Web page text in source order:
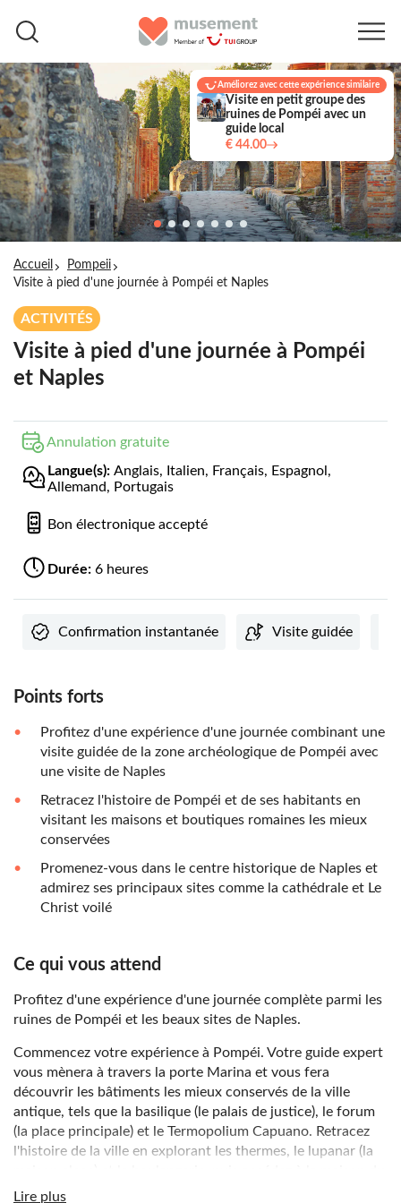
Améliorez avec cette expérience similaire
Visite en petit groupe des
ruines de Pompéi avec un
guide local
€ 44.00
Accueil
Pompeii
Visite à pied d'une journée à Pompéi et Naples
ACTIVITÉS
Visite à pied d'une journée à Pompéi
et Naples
Annulation gratuite
Langue(s): Anglais, Italien, Français, Espagnol,
Allemand, Portugais
Bon électronique accepté
Durée: 6 heures
Confirmation instantanée Visite guidée
Points forts
Profitez d'une expérience d'une journée combinant une
visite guidée de la zone archéologique de Pompéi avec
une visite de Naples
Retracez l'histoire de Pompéi et de ses habitants en
visitant les maisons et boutiques romaines les mieux
conservées
Promenez-vous dans le centre historique de Naples et
admirez ses principaux sites comme la cathédrale et Le
Christ voilé
Ce qui vous attend
Profitez d'une expérience d'une journée complète parmi les
ruines de Pompéi et les beaux sites de Naples.
Commencez votre expérience à Pompéi. Votre guide expert
vous mènera à travers la porte Marina et vous fera
découvrir les bâtiments les mieux conservés de la ville
antique, tels que la basilique (le palais de justice), le forum
(la place principale) et le Termopolium Capuano. Retracez
l'histoire de la ville en explorant les thermes, le lupanar (la
Faune et la maison de Ménandre et observez de près les
Lire plus